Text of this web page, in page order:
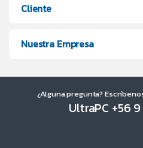
Cliente
Nuestra Empresa
¿Alguna pregunta?
UltraPC +56